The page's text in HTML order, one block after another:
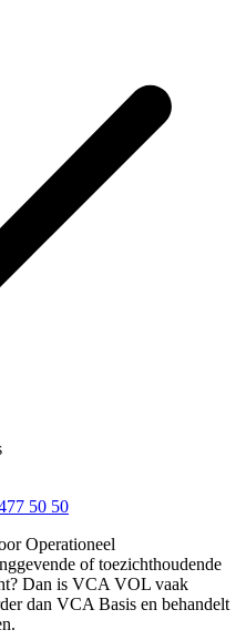
50 50
Operationeel
of toezichthoudende
Dan is VCA VOL vaak
dan VCA Basis en behandelt